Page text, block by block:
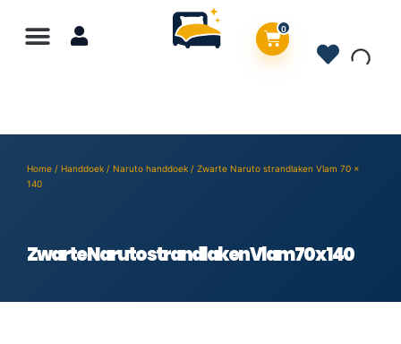
0
Home / Handdoek / Naruto handdoek / Zwarte Naruto strandlaken Vlam 70 x
140
Zwarte Naruto strandlaken Vlam 70 x 140